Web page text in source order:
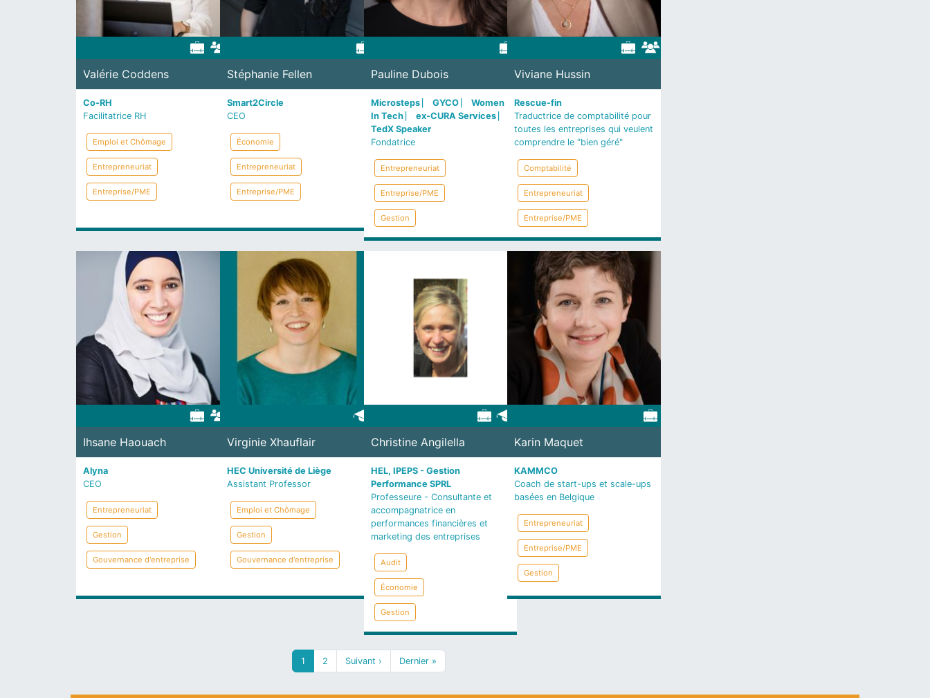
Valérie Coddens
Co-RH
Facilitatrice RH
Emploi et Chômage
Entrepreneuriat
Entreprise/PME
Stéphanie Fellen
Smart2Circle
CEO
Économie
Entrepreneuriat
Entreprise/PME
Pauline Dubois
Microsteps ⎸ GYCO ⎸ Women
In Tech ⎸ ex-CURA Services ⎸
TedX Speaker
Fondatrice
Entrepreneuriat
Entreprise/PME
Gestion
Viviane Hussin
Rescue-fin
Traductrice de comptabilité pour
toutes les entreprises qui veulent
comprendre le "bien géré"
Comptabilité
Entrepreneuriat
Entreprise/PME
Ihsane Haouach
Alyna
CEO
Entrepreneuriat
Gestion
Gouvernance d'entreprise
Virginie Xhauflair
HEC Université de Liège
Assistant Professor
Emploi et Chômage
Gestion
Gouvernance d'entreprise
Christine Angilella
HEL, IPEPS - Gestion
Performance SPRL
Professeure - Consultante et
accompagnatrice en
performances financières et
marketing des entreprises
Audit
Économie
Gestion
Karin Maquet
KAMMCO
Coach de start-ups et scale-ups
basées en Belgique
Entrepreneuriat
Entreprise/PME
Gestion
Page courante
1 Page
2 Page suivante
Suivant › Dernière page
Dernier »